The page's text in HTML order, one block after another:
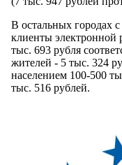
В остальных городах
клиенты электронной
тыс. 693 рубля
жителей - 5 тыс. 324
населением 100-500
тыс. 516 рублей.